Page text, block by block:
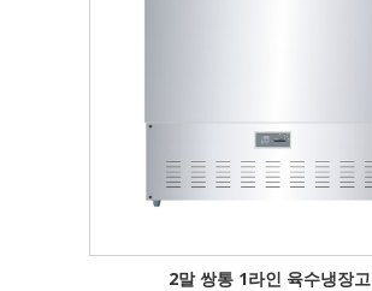
2말 쌍통 1라인 육수냉장고